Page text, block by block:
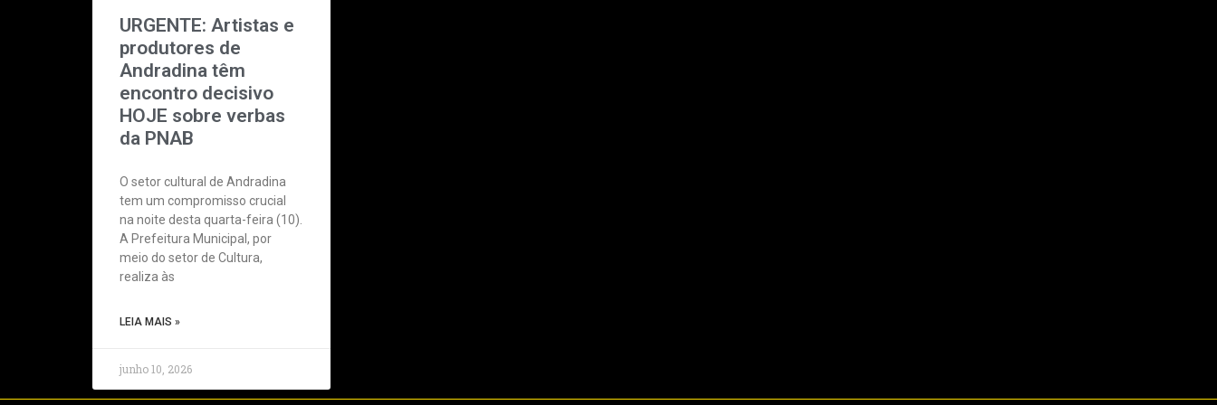
URGENTE: Artistas e
produtores de
Andradina têm
encontro decisivo
HOJE sobre verbas
da PNAB
O setor cultural de Andradina
tem um compromisso crucial
na noite desta quarta-feira (10).
A Prefeitura Municipal, por
meio do setor de Cultura,
realiza às
LEIA MAIS »
junho 10, 2026